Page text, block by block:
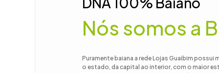
Nós somos a
Puramente baiana a rede Lojas Guaibim
o estado, da capital ao interior, com o maior
4º
sofá
cama
6
7º
tv